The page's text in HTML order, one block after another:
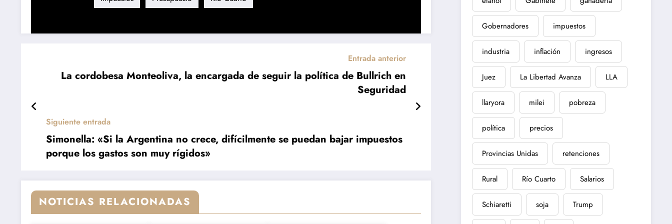
Entrada anterior
La cordobesa Monteoliva, la encargada de seguir la política de Bullrich en
Seguridad
Siguiente entrada
Simonella: «Si la Argentina no crece, difícilmente se puedan bajar impuestos
porque los gastos son muy rígidos»
NOTICIAS RELACIONADAS
Gobernadores impuestos
industria inflación ingresos
Juez La Libertad Avanza LLA
llaryora milei pobreza
política precios
Provincias Unidas retenciones
Rural Río Cuarto Salarios
Schiaretti soja Trump